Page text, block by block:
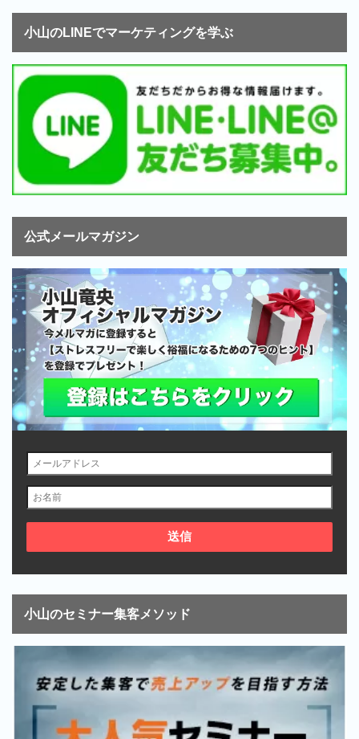
小山のLINEでマーケティングを学ぶ
公式メールマガジン
小山のセミナー集客メソッド